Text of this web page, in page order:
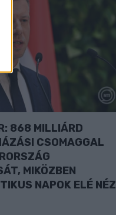
868 MILLIÁRD
CSOMAGGAL
MIKÖZBEN
NAPOK ELÉ NÉZ